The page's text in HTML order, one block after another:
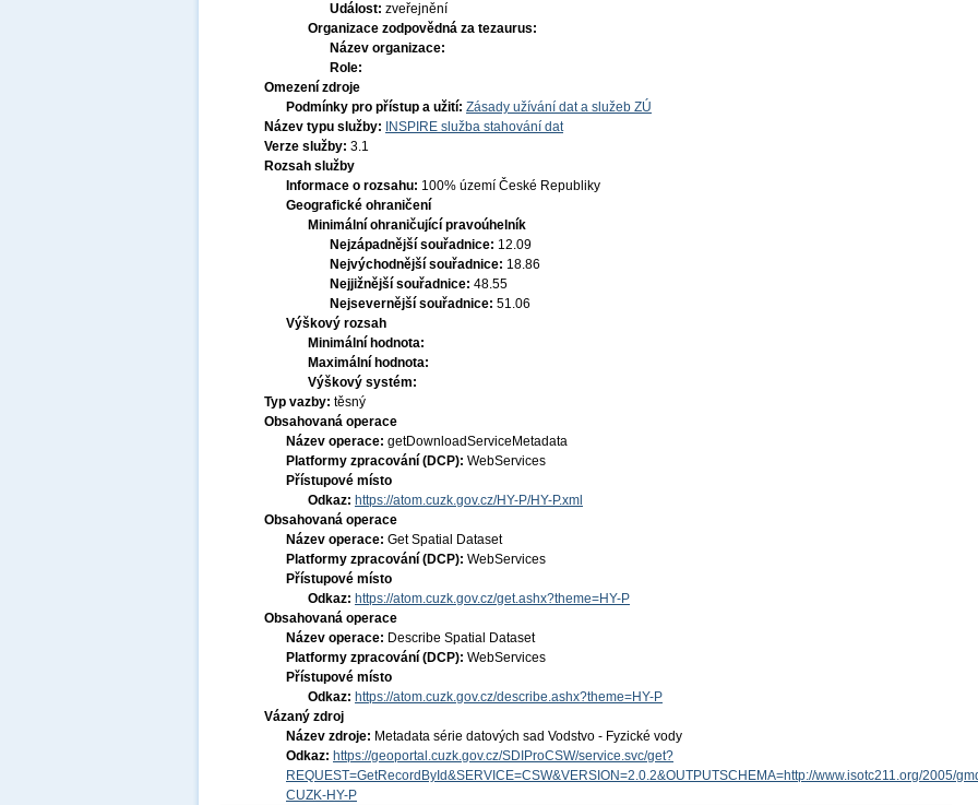
Událost: zveřejnění
Organizace zodpovědná za tezaurus:
Název organizace:
Role:
Omezení zdroje
Podmínky pro přístup a užití: Zásady užívání dat a služeb ZÚ
Název typu služby:
INSPIRE služba stahování dat
Verze služby: 3.1
Rozsah služby
Informace o rozsahu: 100% území České Republiky
Geografické ohraničení
Minimální ohraničující pravoúhelník
Nejzápadnější souřadnice: 12.09
Nejvýchodnější souřadnice: 18.86
Nejjižnější souřadnice: 48.55
Nejsevernější souřadnice: 51.06
Výškový rozsah
Minimální hodnota:
Maximální hodnota:
Výškový systém:
Typ vazby: těsný
Obsahovaná operace
Název operace: getDownloadServiceMetadata
Platformy zpracování (DCP): WebServices
Přístupové místo
Odkaz: https://atom.cuzk.gov.cz/HY-P/HY-P.xml
Obsahovaná operace
Název operace: Get Spatial Dataset
Platformy zpracování (DCP): WebServices
Přístupové místo
Odkaz: https://atom.cuzk.gov.cz/get.ashx?theme=HY-P
Obsahovaná operace
Název operace: Describe Spatial Dataset
Platformy zpracování (DCP): WebServices
Přístupové místo
Odkaz: https://atom.cuzk.gov.cz/describe.ashx?theme=HY-P
Vázaný zdroj
Název zdroje: Metadata série datových sad Vodstvo - Fyzické vody
Odkaz: https://geoportal.cuzk.gov.cz/SDIProCSW/service.svc/get?
REQUEST=GetRecordById&SERVICE=CSW&VERSION=2.0.2&OUTPUTSCHEMA=http://www.isotc211.org/2005/
CUZK-HY-P